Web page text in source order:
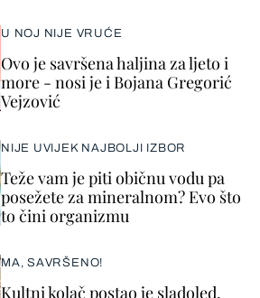
U NOJ NIJE VRUĆE
Ovo je savršena haljina za ljeto i
more - nosi je i Bojana Gregorić
Vejzović
NIJE UVIJEK NAJBOLJI IZBOR
Teže vam je piti običnu vodu pa
posežete za mineralnom? Evo što
to čini organizmu
MA, SAVRŠENO!
Kultni kolač postao je sladoled,